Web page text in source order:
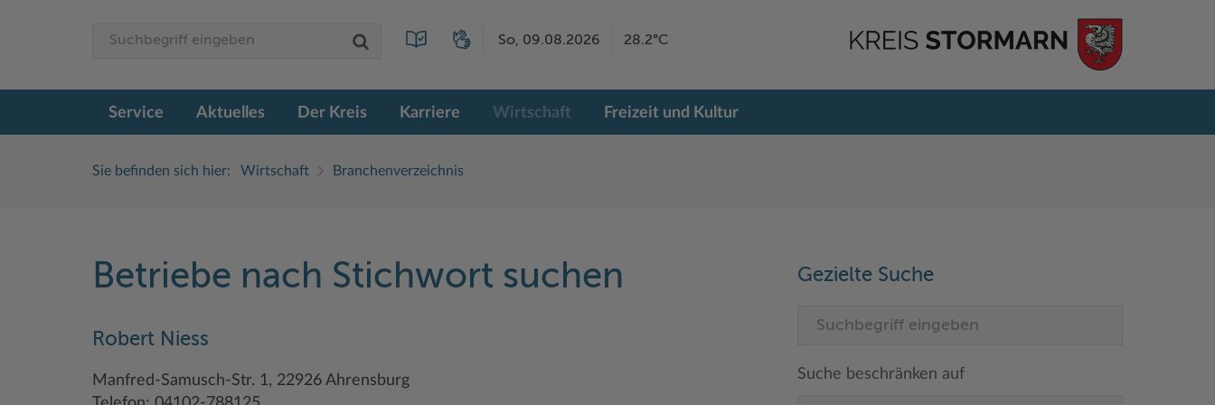
So, 09.08.2026 28.2°C
Service Aktuelles Der Kreis Karriere Wirtschaft Freizeit und Kultur
Sie befinden sich hier: Wirtschaft Branchenverzeichnis
Betriebe nach Stichwort suchen
Robert Niess
Manfred-Samusch-Str. 1, 22926 Ahrensburg
Gezielte Suche
Suche beschränken auf